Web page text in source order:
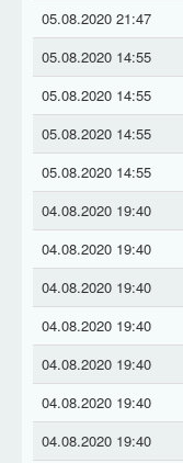
05.08.2020 21:47
05.08.2020 14:55
05.08.2020 14:55
05.08.2020 14:55
05.08.2020 14:55
04.08.2020 19:40
04.08.2020 19:40
04.08.2020 19:40
04.08.2020 19:40
04.08.2020 19:40
04.08.2020 19:40
04.08.2020 19:40